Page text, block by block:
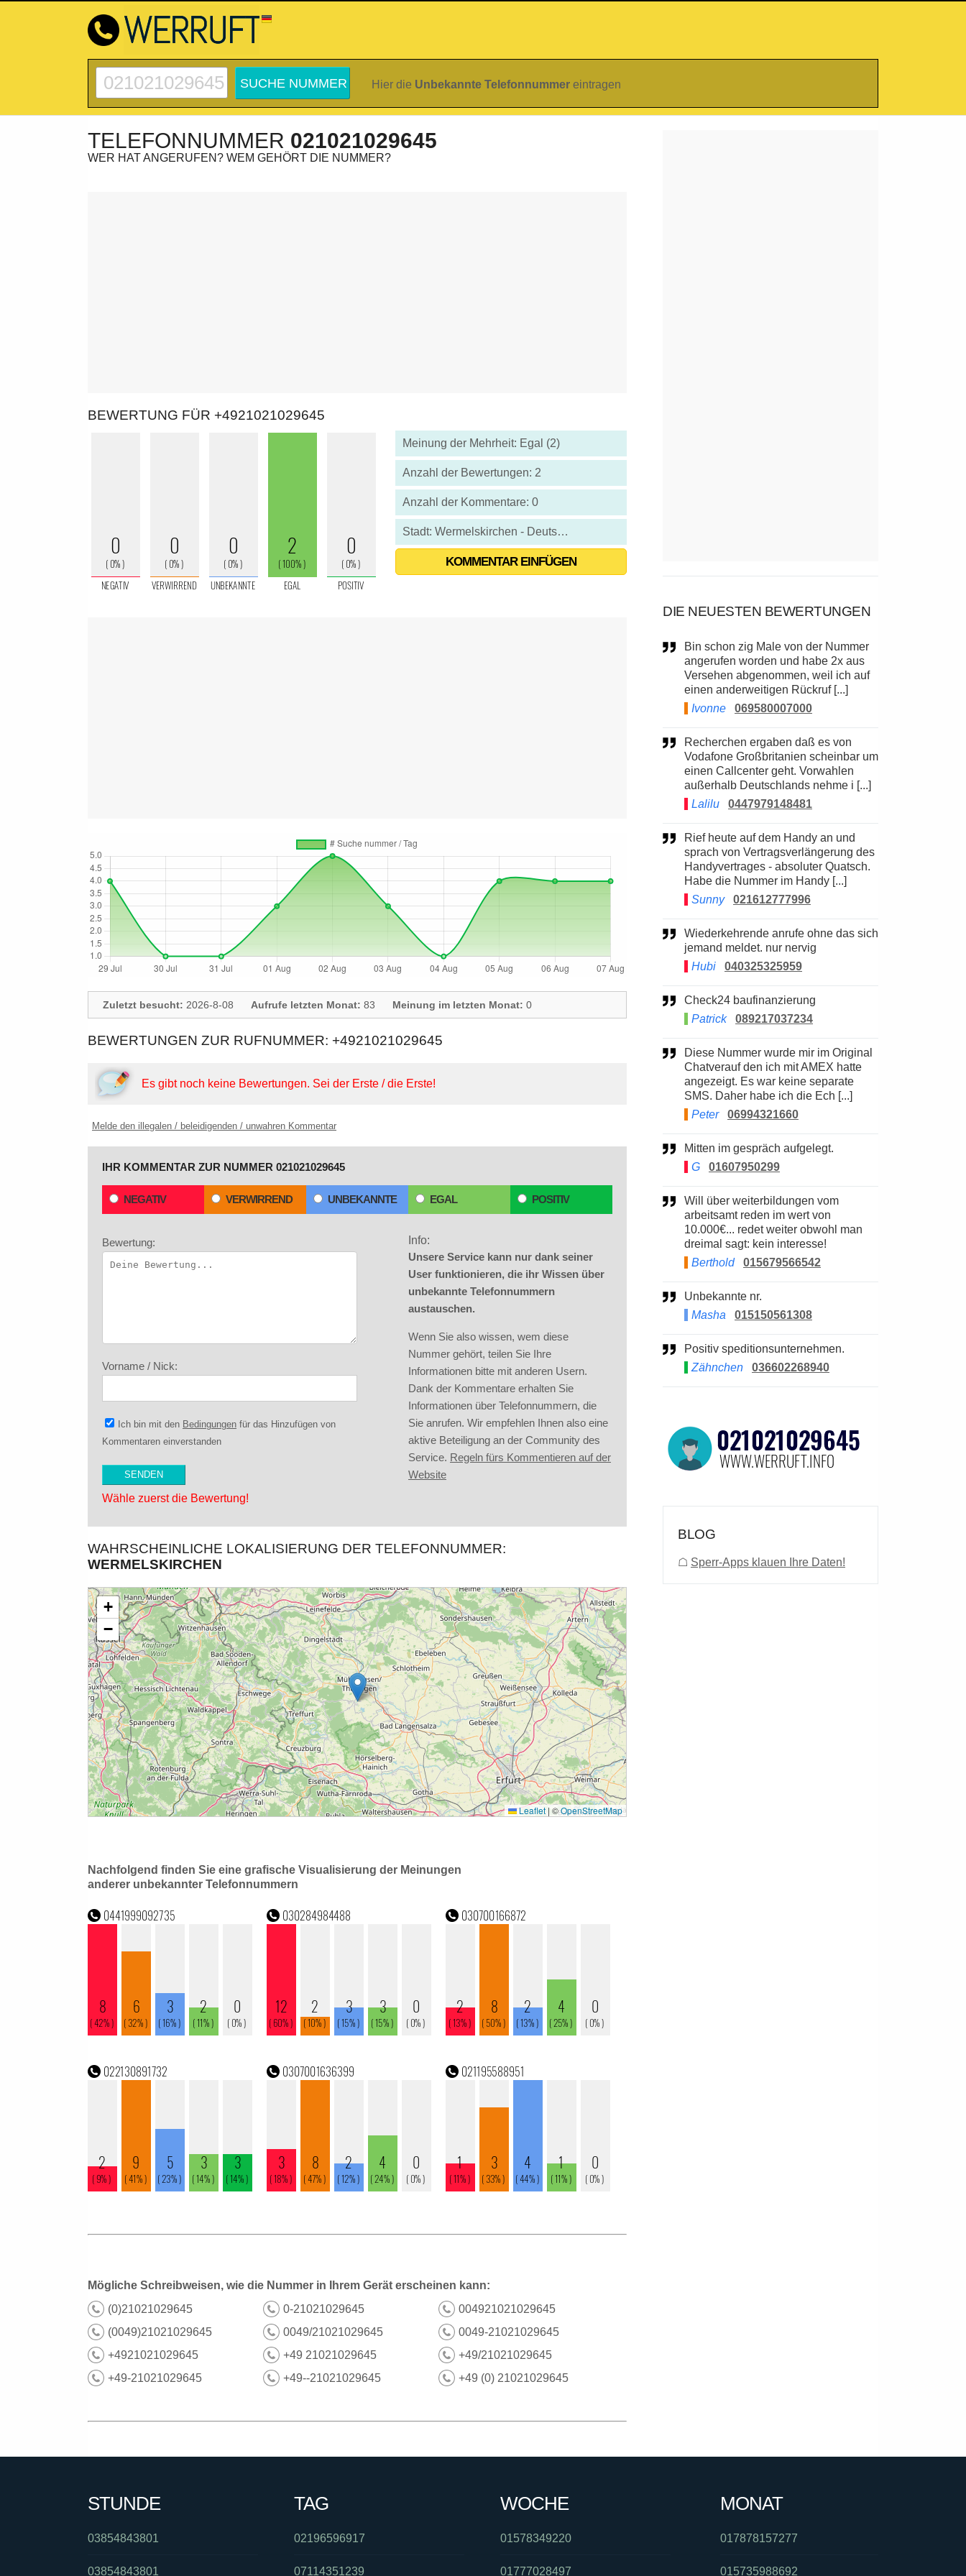
Hier die Unbekannte Telefonnummer eintragen
TELEFONNUMMER 021021029645
WER HAT ANGERUFEN? WEM GEHÖRT DIE NUMMER?
BEWERTUNG FÜR +4921021029645
Meinung der Mehrheit: Egal (2)
Anzahl der Bewertungen: 2
Anzahl der Kommentare: 0
Stadt: Wermelskirchen - Deutschland
KOMMENTAR EINFÜGEN
Zuletzt besucht: 2026-8-08 Aufrufe letzten Monat: 83 Meinung im letzten Monat: 0
BEWERTUNGEN ZUR RUFNUMMER: +4921021029645
Es gibt noch keine Bewertungen. Sei der Erste / die Erste!
Melde den illegalen / beleidigenden / unwahren Kommentar
IHR KOMMENTAR ZUR NUMMER 021021029645
NEGATIV VERWIRREND UNBEKANNTE EGAL POSITIV
Bewertung:
Vorname / Nick:
Ich bin mit den Bedingungen für das Hinzufügen von
Kommentaren einverstanden
Wähle zuerst die Bewertung!
Info:
Unsere Service kann nur dank seiner
User funktionieren, die ihr Wissen über
unbekannte Telefonnummern
austauschen.
Wenn Sie also wissen, wem diese
Nummer gehört, teilen Sie Ihre
Informationen bitte mit anderen Usern.
Dank der Kommentare erhalten Sie
Informationen über Telefonnummern, die
Sie anrufen. Wir empfehlen Ihnen also eine
aktive Beteiligung an der Community des
Service. Regeln fürs Kommentieren auf der
Website
WAHRSCHEINLICHE LOKALISIERUNG DER TELEFONNUMMER:
WERMELSKIRCHEN
Nachfolgend finden Sie eine grafische Visualisierung der Meinungen
anderer unbekannter Telefonnummern
Mögliche Schreibweisen, wie die Nummer in Ihrem Gerät erscheinen kann:
(0)21021029645
0-21021029645
004921021029645
(0049)21021029645
0049/21021029645
0049-21021029645
+4921021029645
+49 21021029645
+49/21021029645
+49-21021029645
+49--21021029645 +49 (0) 21021029645
DIE NEUESTEN BEWERTUNGEN
Bin schon zig Male von der Nummer
angerufen worden und habe 2x aus
Versehen abgenommen, weil ich auf
einen anderweitigen Rückruf [...]
Ivonne
069580007000
Recherchen ergaben daß es von
Vodafone Großbritanien scheinbar um
einen Callcenter geht. Vorwahlen
außerhalb Deutschlands nehme i [...]
Lalilu
0447979148481
Rief heute auf dem Handy an und
sprach von Vertragsverlängerung des
Handyvertrages - absoluter Quatsch.
Habe die Nummer im Handy [...]
Sunny
021612777996
Wiederkehrende anrufe ohne das sich
jemand meldet. nur nervig
Hubi
040325325959
Check24 baufinanzierung
Patrick
089217037234
Diese Nummer wurde mir im Original
Chatverauf den ich mit AMEX hatte
angezeigt. Es war keine separate
SMS. Daher habe ich die Ech [...]
Peter
06994321660
Mitten im gespräch aufgelegt.
G
01607950299
Will über weiterbildungen vom
arbeitsamt reden im wert von
10.000€... redet weiter obwohl man
dreimal sagt: kein interesse!
Berthold
015679566542
Unbekannte nr.
Masha
015150561308
Positiv speditionsunternehmen.
Zähnchen
036602268940
BLOG
☖ Sperr-Apps klauen Ihre Daten!
STUNDE
03854843801
03854843801
TAG
02196596917
07114351239
WOCHE
01578349220
01777028497
MONAT
017878157277
015735988692